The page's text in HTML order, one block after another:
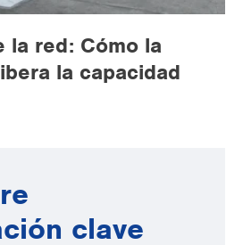
la red: Cómo la
la capacidad
clave